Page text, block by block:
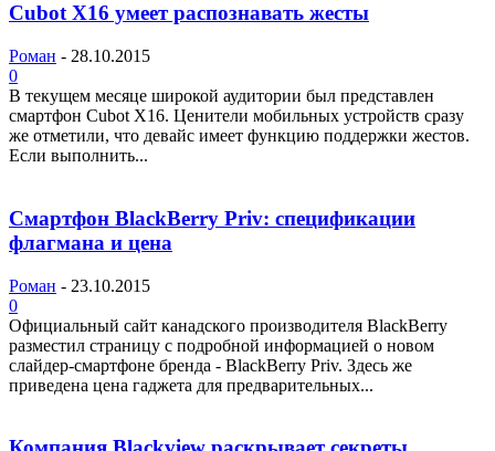
Cubot X16 умеет распознавать жесты
Роман - 28.10.2015
0
В текущем месяце широкой аудитории был представлен
смартфон Cubot X16. Ценители мобильных устройств сразу
же отметили, что девайс имеет функцию поддержки жестов.
Если выполнить...
Смартфон BlackBerry Priv: спецификации
флагмана и цена
Роман - 23.10.2015
0
Официальный сайт канадского производителя BlackBerry
разместил страницу с подробной информацией о новом
слайдер-смартфоне бренда - BlackBerry Priv. Здесь же
приведена цена гаджета для предварительных...